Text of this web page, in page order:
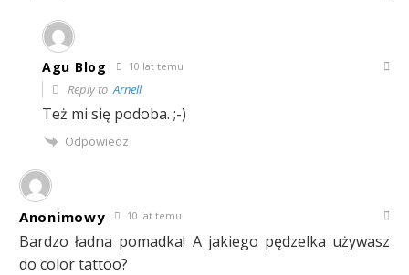
Agu Blog 10 lat temu
Reply to Arnell
Też mi się podoba. ;-)
Odpowiedz
Anonimowy 10 lat temu
Bardzo ładna pomadka! A jakiego pędzelka używasz
do color tattoo?